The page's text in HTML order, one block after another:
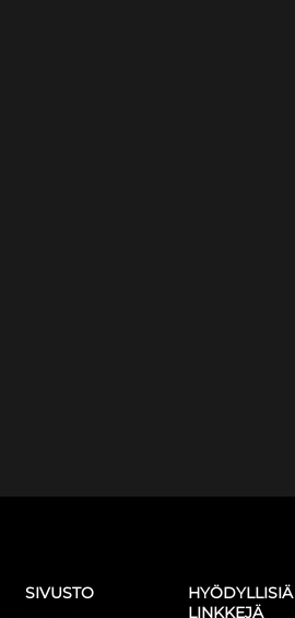
SIVUSTO
HYÖDYLLISIÄ
LINKKEJÄ